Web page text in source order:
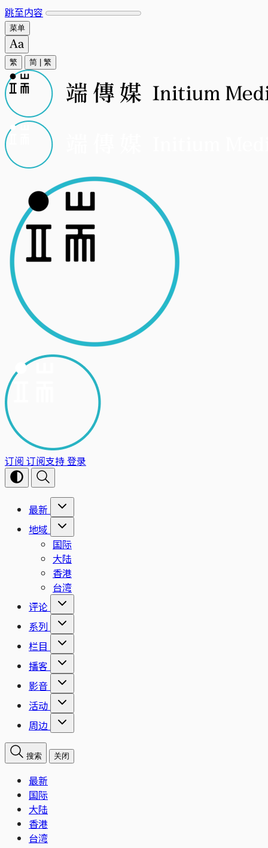
跳至内容
菜单
繁 简 繁
订阅 订阅支持登录
最新
地域
国际
大陆
香港
台湾
评论
系列
栏目
播客
影音
活动
周边
搜索 关闭
最新
国际
大陆
香港
台湾